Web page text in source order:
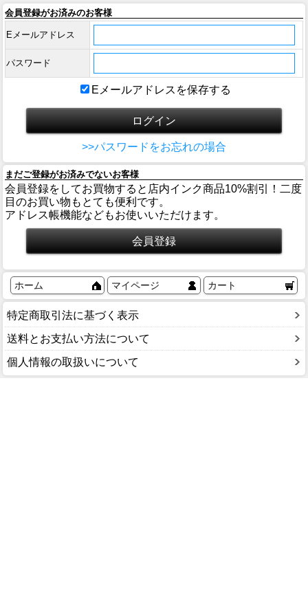
会員登録がお済みのお客様
Eメールアドレス
パスワード
Eメールアドレスを保存する
>>パスワードをお忘れの場合
まだご登録がお済みでないお客様
会員登録をしてお買物すると店内インク商品10%割引！二度
目のお買い物もとても便利です。
アドレス帳機能などもお使いいただけます。
ホーム マイページ カート
特定商取引法に基づく表示
送料とお支払い方法について
個人情報の取扱いについて